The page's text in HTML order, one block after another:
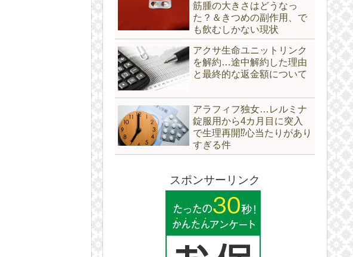
筋腫の大きさはどうなっ
た？＆きつめの副作用、で
も飲むしかない現状
アクサ生命ユニットリンク
を解約…途中解約した理由
と最終的な返金額について
アラフィフ独女…レルミナ
錠服用から4カ月目に突入
で生理再開⁉心当たりがあり
すぎる件
スポンサーリンク